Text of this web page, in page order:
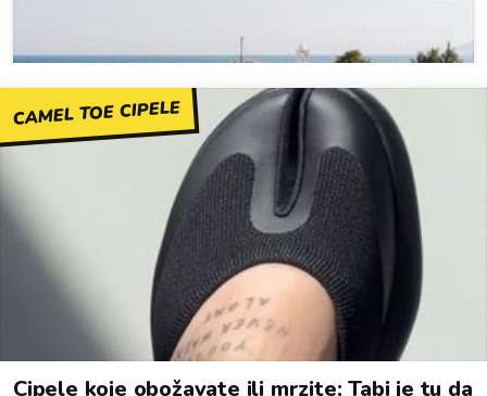
CAMEL TOE CIPELE
Cipele koje obožavate ili mrzite: Tabi je tu da